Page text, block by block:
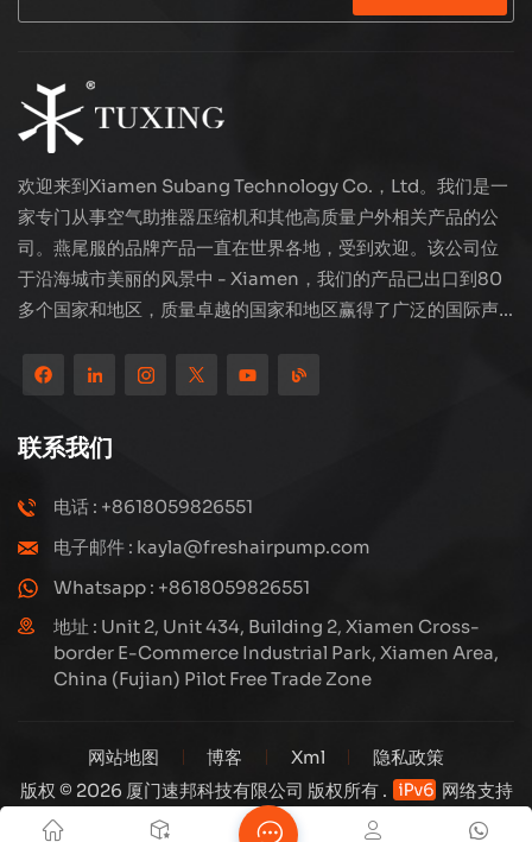
欢迎来到Xiamen Subang Technology Co.，Ltd。我们是一
家专门从事空气助推器压缩机和其他高质量户外相关产品的公
司。燕尾服的品牌产品一直在世界各地，受到欢迎。该公司位
于沿海城市美丽的风景中 - Xiamen，我们的产品已出口到80
多个国家和地区，质量卓越的国家和地区赢得了广泛的国际声
服务系统，我们一直在探索和研究如何通过创新不断升级我们
的产品以满足客户不断增长的需求。该公司对高压压缩机的生
产和制造的核心关注，其结构设计是科学而合理的，以确保产
品的有效性能。我们生产的每种产品，包括许多精度零件，都
严格根据工程图，精心构建在高度自动化的生产线上。
联系我们
电话 : +8618059826551
电子邮件 : kayla@freshairpump.com
Whatsapp : +8618059826551
地址 : Unit 2, Unit 434, Building 2, Xiamen Cross-
border E-Commerce Industrial Park, Xiamen Area,
China (Fujian) Pilot Free Trade Zone
网站地图 博客 Xml
隐私政策
版权 © 2026 厦门速邦科技有限公司 版权所有 .
网络支持